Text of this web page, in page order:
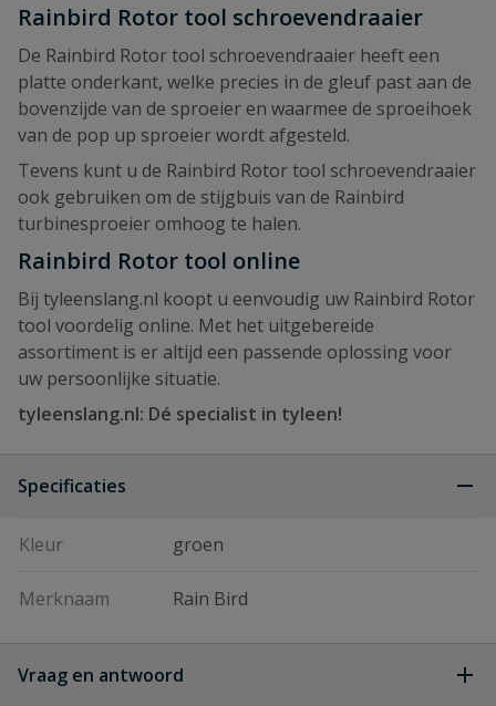
Rainbird Rotor tool schroevendraaier
De Rainbird Rotor tool schroevendraaier heeft een
platte onderkant, welke precies in de gleuf past aan de
bovenzijde van de sproeier en waarmee de sproeihoek
van de pop up sproeier wordt afgesteld.
Tevens kunt u de Rainbird Rotor tool schroevendraaier
ook gebruiken om de stijgbuis van de Rainbird
turbinesproeier omhoog te halen.
Rainbird Rotor tool online
Bij tyleenslang.nl koopt u eenvoudig uw Rainbird Rotor
tool voordelig online. Met het uitgebereide
assortiment is er altijd een passende oplossing voor
uw persoonlijke situatie.
tyleenslang.nl: Dé specialist in tyleen!
Specificaties
Kleur groen
Merknaam Rain Bird
Vraag en antwoord